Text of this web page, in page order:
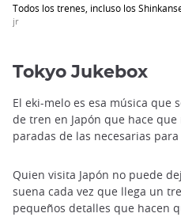
Todos los trenes, incluso los
jr
Tokyo Jukebox
El eki-melo es esa música que
de tren en Japón que hace
paradas de las necesarias
Quien visita Japón no puede
suena cada vez que llega un
pequeños detalles que hacen